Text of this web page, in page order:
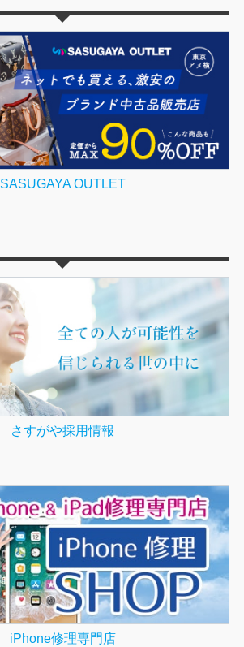
SASUGAYA OUTLET
さすがや採用情報
iPhone修理専門店